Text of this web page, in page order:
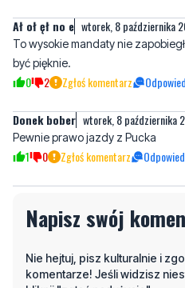
Ał oł ęł no e wtorek, 8 października
To wysokie mandaty nie
być pięknie.
0 2 Zgłoś komentarz
Donek bober wtorek, 8 października
Pewnie prawo jazdy z Pucka
1 0 Zgłoś komentarz
Napisz swój
Nie hejtuj, pisz kulturalnie i
komentarze! Jeśli widzisz